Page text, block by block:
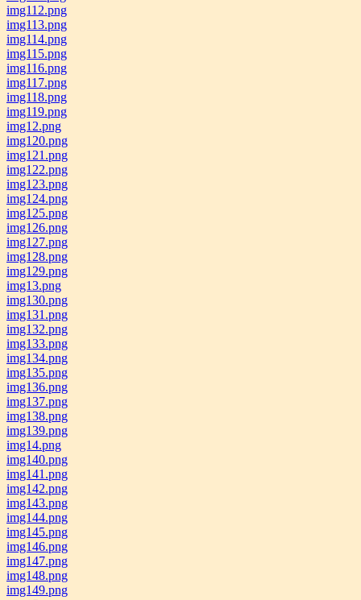
img112.png
img113.png
img114.png
img115.png
img116.png
img117.png
img118.png
img119.png
img12.png
img120.png
img121.png
img122.png
img123.png
img124.png
img125.png
img126.png
img127.png
img128.png
img129.png
img13.png
img130.png
img131.png
img132.png
img133.png
img134.png
img135.png
img136.png
img137.png
img138.png
img139.png
img14.png
img140.png
img141.png
img142.png
img143.png
img144.png
img145.png
img146.png
img147.png
img148.png
img149.png